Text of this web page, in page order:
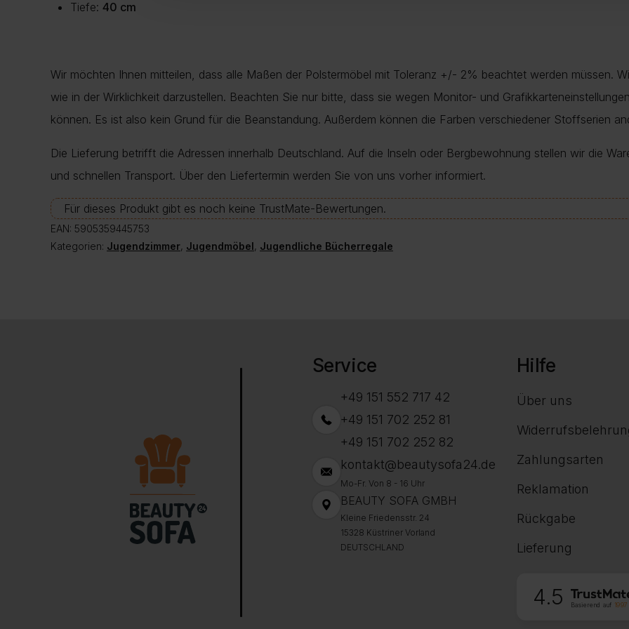
Tiefe: 40 cm
Wir möchten Ihnen mitteilen, dass alle Maßen der Polstermöbel mit Toleranz +/- 2% beachtet werden müssen.
wie in der Wirklichkeit darzustellen. Beachten Sie nur bitte, dass sie wegen Monitor- und
können. Es ist also kein Grund für die Beanstandung. Außerdem können die Farben verschiedener Stoffserien
Die Lieferung betrifft die Adressen innerhalb Deutschland. Auf die Inseln oder Bergbewohnung stellen wir die
und schnellen Transport. Über den Liefertermin werden Sie von uns vorher informiert.
Für dieses Produkt gibt es noch keine TrustMate-Bewertungen.
EAN: 5905359445753
Kategorien: Jugendzimmer, Jugendmöbel, Jugendliche Bücherregale
Service
+49 151 552 717 42
+49 151 702 252 81
+49 151 702 252 82
kontakt@beautysofa24.de
Mo-Fr. Von 8 - 16 Uhr
BEAUTY SOFA GMBH
Kleine Friedensstr. 24
15328 Küstriner Vorland
DEUTSCHLAND
Hilfe
Über uns
Zahlungsarten
Reklamation
Rückgabe
Lieferung
4.5 Basierend auf 1997